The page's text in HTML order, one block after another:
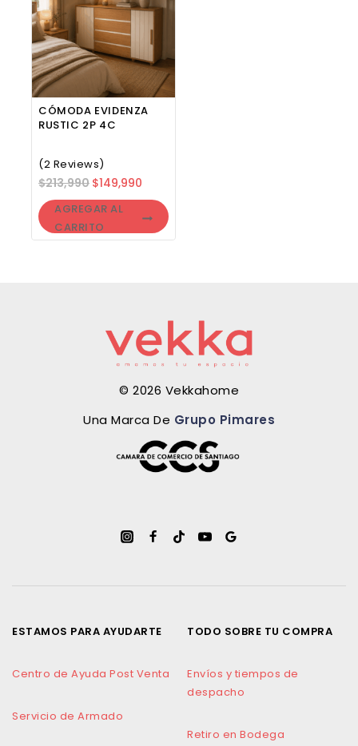
CÓMODA EVIDENZA
RUSTIC 2P 4C
(2 Reviews)
$213,990 $149,990
AGREGAR AL
CARRITO
© 2026 Vekkahome
Una Marca De Grupo Pimares
ESTAMOS PARA AYUDARTE
Centro de Ayuda Post Venta
Servicio de Armado
TODO SOBRE TU COMPRA
Envíos y tiempos de
despacho
Retiro en Bodega